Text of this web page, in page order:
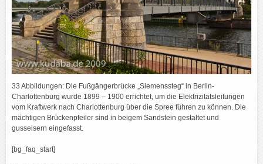
33 Abbildungen: Die Fußgängerbrücke „Siemenssteg“ in Berlin-
Charlottenburg wurde 1899 – 1900 errichtet, um die Elektrizitätsleitungen
vom Kraftwerk nach Charlottenburg über die Spree führen zu können. Die
mächtigen Brückenpfeiler sind in beigem Sandstein gestaltet und
gusseisern eingefasst.
[bg_faq_start]